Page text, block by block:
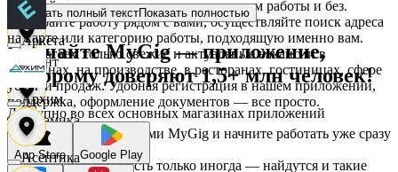
kari
Квант
Керамика
Аркета
Архим
Асептика
оплатой для мужчин и женщин, с опытом работы и без.
Выбирайте работу рядом с вами, осуществляйте поиск адреса
на карте или категорию работы, подходящую именно вам.
Предлагаем только свежие и актуальные вакансии в
магазинах, на производстве, в ресторанах, гостиницах, сфере
услуг и продаж. Удобная регистрация в нашем приложении,
поддержка, оформление документов — все просто.
Воспользуйтесь услугами MyGig и начните работать уже сразу
после отклика.
А если нужна занятость только иногда — найдутся и такие
Показать полный текстПоказать полностью
Скачайте MyGig — приложение,
которому доверяют 1,5+ млн человек!
Доступно во всех основных магазинах приложений
App Store Google Play